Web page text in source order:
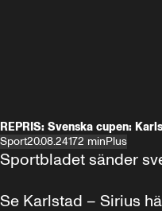
REPRIS: Svenska cupen:
Sport20.08.24172 minPlus
Sportbladet sänder
Se Karlstad – Sirius